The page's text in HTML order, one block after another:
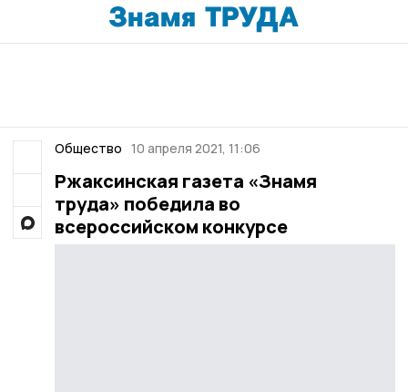
Общество 10 апреля 2021, 11:06
Ржаксинская газета «Знамя
труда» победила во
всероссийском конкурсе